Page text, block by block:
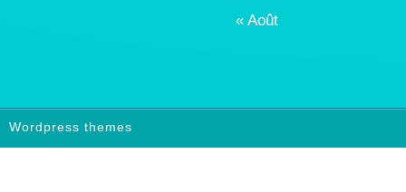
« Août
Wordpress themes